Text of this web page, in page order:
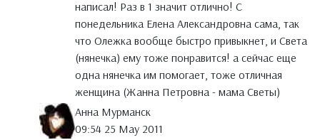
написал! Раз в 1 значит отлично! С
понедельника Елена Александровна сама, так
что Олежка вообще быстро привыкнет, и Света
(нянечка) ему тоже понравится! а сейчас еще
одна нянечка им помогает, тоже отличная
женщина (Жанна Петровна - мама Светы)
Анна Мурманск
09:54 25 May 2011